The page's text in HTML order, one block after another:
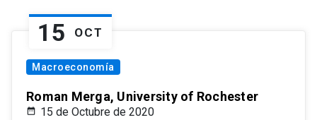
15 OCT
Macroeconomía
Roman Merga, University of Rochester
15 de Octubre de 2020